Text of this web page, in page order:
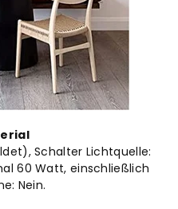
Schalter Lichtquelle:
60 Watt, einschließlich
Nein.